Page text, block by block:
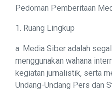
Pedoman Pemberitaan
1. Ruang Lingkup
a. Media Siber adalah
menggunakan wahana
kegiatan jurnalistik, serta
Undang-Undang Pers dan